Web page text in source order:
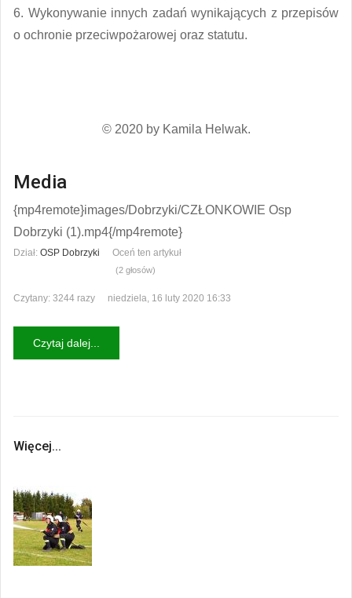
6. Wykonywanie innych zadań wynikających z przepisów
o ochronie przeciwpożarowej oraz statutu.
© 2020 by Kamila Helwak.
Media
{mp4remote}images/Dobrzyki/CZŁONKOWIE Osp
Dobrzyki (1).mp4{/mp4remote}
Dział: OSP Dobrzyki Oceń ten artykuł
(2 głosów)
Czytany: 3244 razy niedziela, 16 luty 2020 16:33
Czytaj dalej...
Więcej...